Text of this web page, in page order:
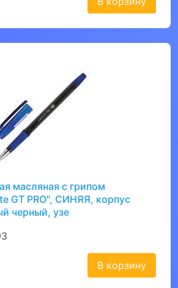
масляная с грипом
GT PRO", СИНЯЯ, корпус
черный, узе
В корзину